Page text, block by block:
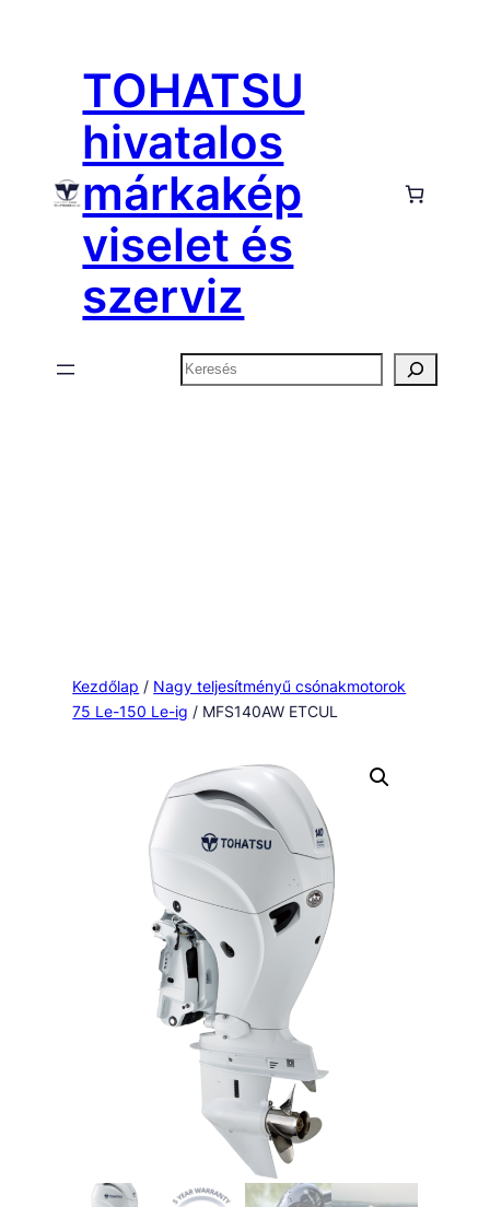
tartalomhozTOHATSU
hivatalos
márkakép
viselet és
szerviz
Keresés
Kezdőlap / Nagy teljesítményű csónakmotorok
75 Le-150 Le-ig / MFS140AW ETCUL